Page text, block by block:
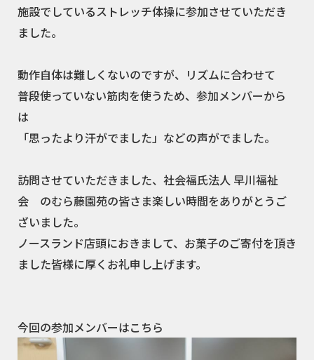
施設でしているストレッチ体操に参加させていただき
ました。
動作自体は難しくないのですが、リズムに合わせて
普段使っていない筋肉を使うため、参加メンバーから
は
「思ったより汗がでました」などの声がでました。
訪問させていただきました、社会福氏法人 早川福祉
会 のむら藤園苑の皆さま楽しい時間をありがとうご
ざいました。
ノースランド店頭におきまして、お菓子のご寄付を頂き
ました皆様に厚くお礼申し上げます。
今回の参加メンバーはこちら